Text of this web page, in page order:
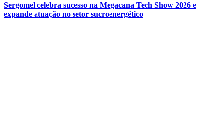
Sergomel celebra sucesso na Megacana Tech Show 2026 e
expande atuação no setor sucroenergético